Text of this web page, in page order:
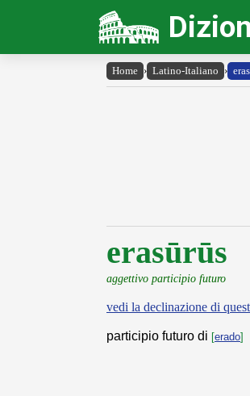
Home › Latino-Italiano ›
erasūrūs
aggettivo participio futuro
vedi la declinazione di
participio futuro di [erado]